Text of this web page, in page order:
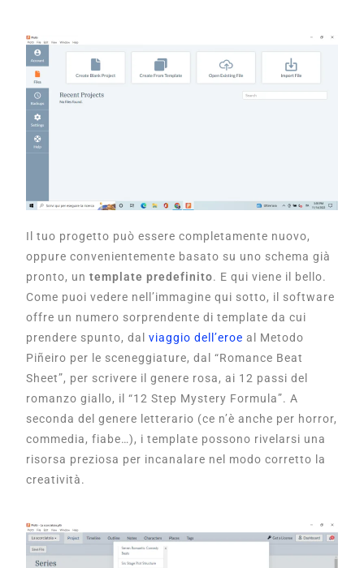
Il tuo progetto può essere completamente nuovo,
oppure convenientemente basato su uno schema già
pronto, untemplate predefinito. E qui viene il bello.
Come puoi vedere nell’immagine qui sotto, il software
offre un numero sorprendente di template da cui
prendere spunto, dalviaggio dell’eroe al Metodo
Piñeiro per le sceneggiature, dal “Romance Beat
Sheet”, per scrivere il genere rosa, ai 12 passi del
romanzo giallo, il “12 Step Mystery Formula”. A
seconda del genere letterario (ce n’è anche per horror,
commedia, fiabe…), i template possono rivelarsi una
risorsa preziosa per incanalare nel modo corretto la
creatività.